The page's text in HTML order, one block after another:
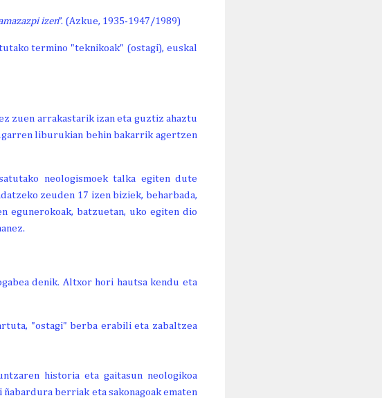
izen”. (Azkue, 1935-1947/1989)
termino "teknikoak" (ostagi), euskal
zuen arrakastarik izan eta guztiz ahaztu
liburukian behin bakarrik agertzen
neologismoek talka egiten dute
zeuden 17 izen biziek, beharbada,
egunerokoak, batzuetan, uko egiten dio
denik. Altxor hori hautsa kendu eta
"ostagi" berba erabili eta zabaltzea
historia eta gaitasun neologikoa
berriak eta sakonagoak ematen